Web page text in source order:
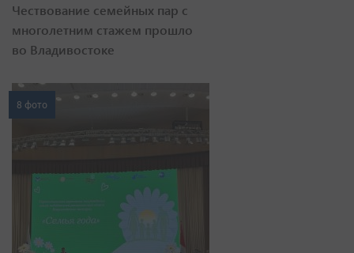
Чествование семейных пар с
многолетним стажем прошло
во Владивостоке
8 фото